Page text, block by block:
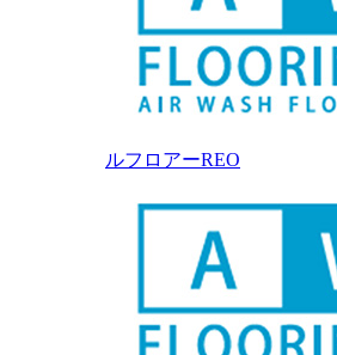
ルフロアーREO